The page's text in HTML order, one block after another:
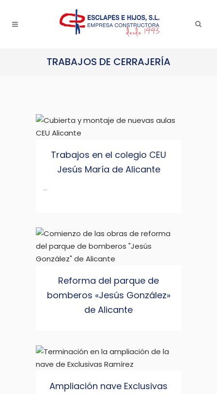
TRABAJOS DE CERRAJERÍA
Trabajos en el colegio CEU
Jesús María de Alicante
...
Reforma del parque de
bomberos «Jesús González»
de Alicante
Ampliación nave Exclusivas